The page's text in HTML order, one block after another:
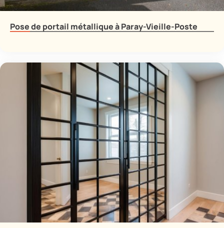
Pose de portail métallique à Paray-Vieille-Poste